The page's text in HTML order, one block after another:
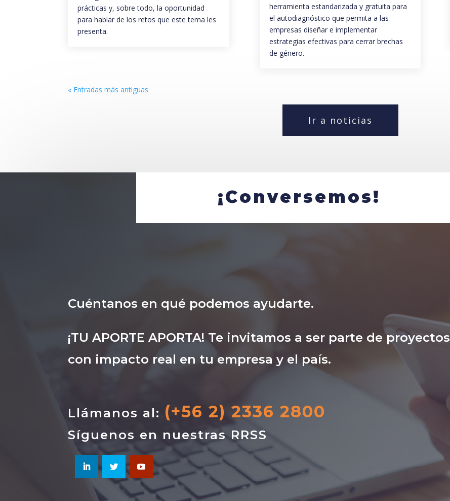
prácticas y, sobre todo, la oportunidad
para hablar de los retos que este tema les
presenta.
herramienta estandarizada y gratuita para
el autodiagnóstico que permita a las
empresas diseñar e implementar
estrategias efectivas para cerrar brechas
de género.
« Entradas más antiguas
Ir a noticias
¡Conversemos!
Cuéntanos en qué podemos ayudarte.
¡TU APORTE APORTA! Te invitamos a ser parte de proyectos
con impacto real en tu empresa y el país.
Llámanos al: (+56 2) 2336 2800
Síguenos en nuestras RRSS